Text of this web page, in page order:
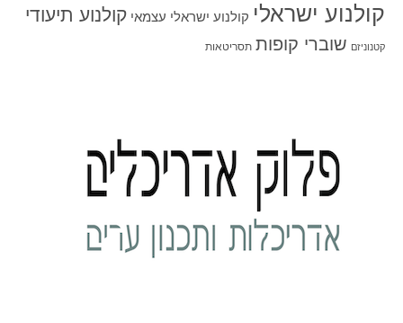
קולנוע ישראלי קולנוע ישראלי עצמאי קולנוע תיעודי
קטנוניזם שוברי קופות תסריטאות